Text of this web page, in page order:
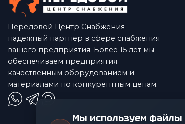
Мы используем файлы
Передовой Центр Снабжения —
надежный партнер в сфере снабжения
вашего предприятия. Более 15 лет мы
обеспечиваем предприятия
качественным оборудованием и
материалами по конкурентным ценам.